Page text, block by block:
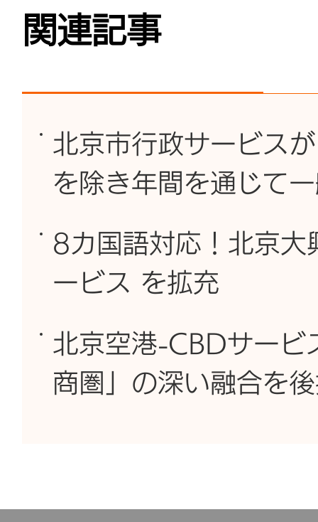
関連記事
北京市行政サービス
を除き年間を通じて
8カ国語対応！北京
ービス を拡充
北京空港-CBDサービ
商圏」の深い融合を